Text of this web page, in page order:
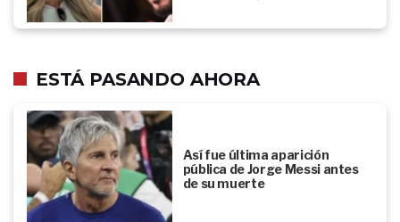
ESTÁ PASANDO AHORA
Así fue última aparición
pública de Jorge Messi antes
de su muerte